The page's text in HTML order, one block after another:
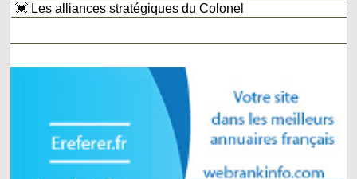
💓 Les alliances stratégiques du Colonel